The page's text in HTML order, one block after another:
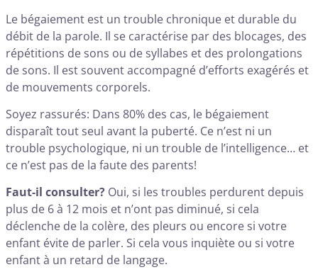
Le bégaiement est un trouble chronique et durable du
débit de la parole. Il se caractérise par des blocages, des
répétitions de sons ou de syllabes et des prolongations
de sons. Il est souvent accompagné d’efforts exagérés et
de mouvements corporels.
Soyez rassurés: Dans 80% des cas, le bégaiement
disparaît tout seul avant la puberté. Ce n’est ni un
trouble psychologique, ni un trouble de l’intelligence… et
ce n’est pas de la faute des parents!
Faut-il consulter? Oui, si les troubles perdurent depuis
plus de 6 à 12 mois et n’ont pas diminué, si cela
déclenche de la colère, des pleurs ou encore si votre
enfant évite de parler. Si cela vous inquiète ou si votre
enfant à un retard de langage.